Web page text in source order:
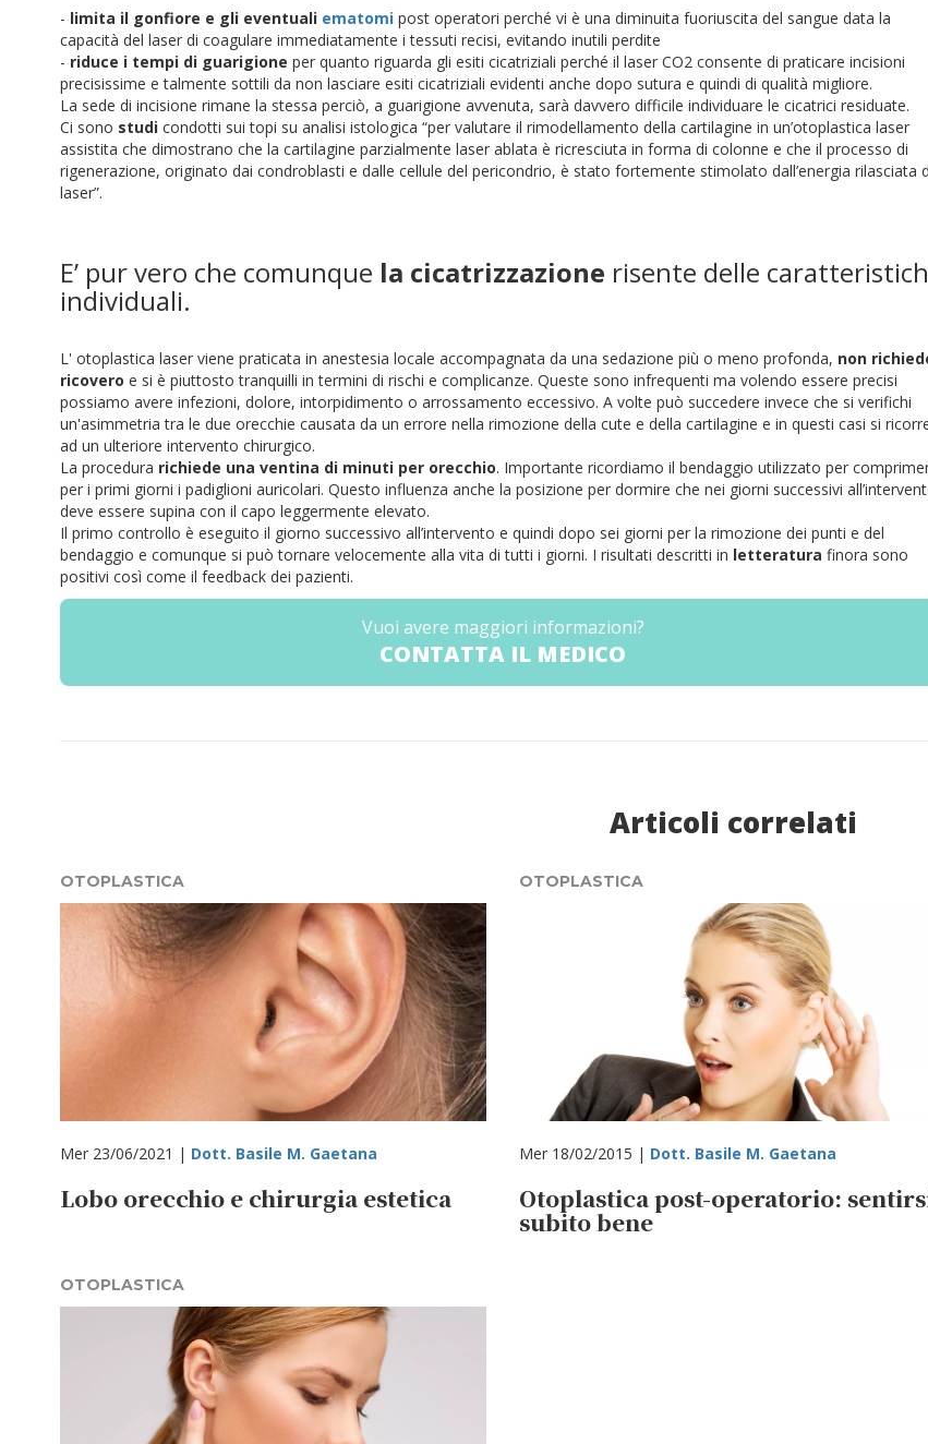
- limita il gonfiore e gli eventuali ematomi post operatori perché vi è una diminuita fuoriuscita del sangue data la
capacità del laser di coagulare immediatamente i tessuti recisi, evitando inutili perdite
- riduce i tempi di guarigione per quanto riguarda gli esiti cicatriziali perché il laser CO2 consente di praticare incisioni
precisissime e talmente sottili da non lasciare esiti cicatriziali evidenti anche dopo sutura e quindi di qualità migliore.
La sede di incisione rimane la stessa perciò, a guarigione avvenuta, sarà davvero difficile individuare le cicatrici residuate.
Ci sono studi condotti sui topi su analisi istologica “per valutare il rimodellamento della cartilagine in un’otoplastica laser
assistita che dimostrano che la cartilagine parzialmente laser ablata è ricresciuta in forma di colonne e che il processo di
rigenerazione, originato dai condroblasti e dalle cellule del pericondrio, è stato fortemente stimolato dall’energia rilasciata
laser”.
E’ pur vero che comunque la cicatrizzazione risente delle
individuali.
L' otoplastica laser viene praticata in anestesia locale accompagnata da una sedazione più o meno profonda, non
ricovero e si è piuttosto tranquilli in termini di rischi e complicanze. Queste sono infrequenti ma volendo essere precisi
possiamo avere infezioni, dolore, intorpidimento o arrossamento eccessivo. A volte può succedere invece che si verifichi
un'asimmetria tra le due orecchie causata da un errore nella rimozione della cute e della cartilagine e in questi casi si
ad un ulteriore intervento chirurgico.
La procedura richiede una ventina di minuti per orecchio. Importante ricordiamo il bendaggio utilizzato per
per i primi giorni i padiglioni auricolari. Questo influenza anche la posizione per dormire che nei giorni successivi
deve essere supina con il capo leggermente elevato.
Il primo controllo è eseguito il giorno successivo all’intervento e quindi dopo sei giorni per la rimozione dei punti e del
bendaggio e comunque si può tornare velocemente alla vita di tutti i giorni. I risultati descritti in letteratura finora sono
positivi così come il feedback dei pazienti.
Vuoi avere maggiori informazioni?
CONTATTA IL MEDICO
Articoli correlati
OTOPLASTICA
Mer 23/06/2021 | Dott. Basile M. Gaetana
Lobo orecchio e chirurgia estetica
OTOPLASTICA
Mer 18/02/2015 | Dott. Basile M. Gaetana
Otoplastica post-operatorio:
subito bene
OTOPLASTICA